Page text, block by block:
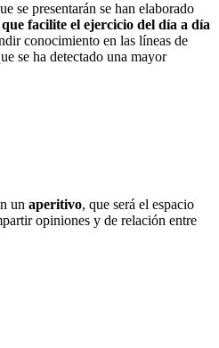
se presentarán se han elaborado
facilite el ejercicio del día a día
conocimiento en las líneas de
se ha detectado una mayor
un aperitivo, que será el espacio
opiniones y de relación entre